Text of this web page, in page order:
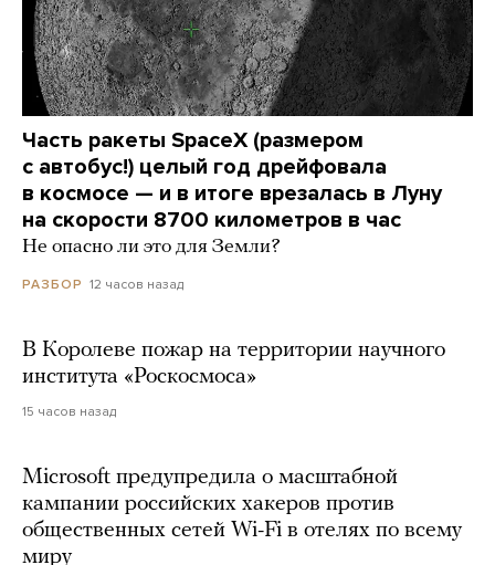
Часть ракеты SpaceX (размером
с автобус!) целый год дрейфовала
в космосе — и в итоге врезалась в Луну
на скорости 8700 километров в час
Не опасно ли это для Земли?
РАЗБОР 12 часов назад
В Королеве пожар на территории научного
института «Роскосмоса»
15 часов назад
Microsoft предупредила о масштабной
кампании российских хакеров против
общественных сетей Wi-Fi в отелях по всему
миру